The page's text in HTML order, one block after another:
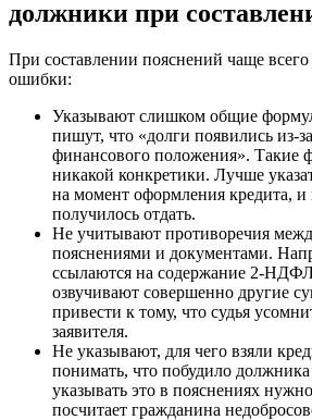
должники при
При составлении пояснений чаще
ошибки:
Указывают слишком общие
пишут, что «долги появились из-
финансового положения». Такие
никакой конкретики. Лучше
на момент оформления кредита, и
получилось отдать.
Не учитывают противоречия
пояснениями и документами.
ссылаются на содержание 2-
озвучивают совершенно другие
привести к тому, что судья
заявителя.
Не указывают, для чего взяли
понимать, что побудило
указывать это в пояснениях
посчитает гражданина